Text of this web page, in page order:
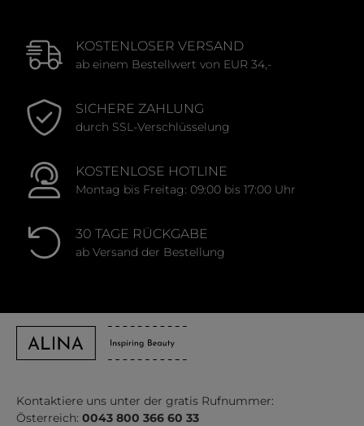
KOSTENLOSER VERSAND
ab einem Bestellwert von EUR 34,-
SICHERE ZAHLUNG
durch SSL-Verschlüsselung
KOSTENLOSE HOTLINE
Montag bis Freitag: 09:00 bis 17:00 Uhr
30 TAGE RÜCKGABE
ab Versand der Bestellung
Kontaktiere uns unter der gratis Rufnummer:
Österreich: 0043 800 366 60 33